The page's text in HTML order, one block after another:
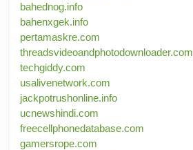
bahednog.info
bahenxgek.info
pertamaskre.com
threadsvideoandphotodownloader.com
techgiddy.com
usalivenetwork.com
jackpotrushonline.info
ucnewshindi.com
freecellphonedatabase.com
gamersrope.com